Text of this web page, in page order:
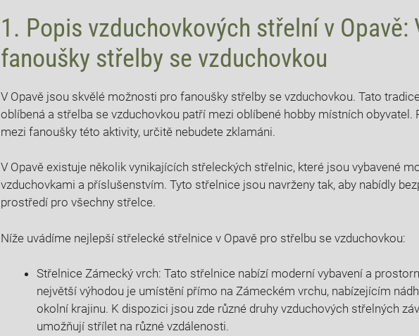
1. Popis vzduchovkových střelní v Opavě:
fanoušky střelby se vzduchovkou
V Opavě jsou skvělé možnosti pro fanoušky střelby se vzduchovkou. Tato
oblíbená a střelba se vzduchovkou patří mezi oblíbené hobby místních obyvatel.
mezi fanoušky této aktivity, určitě nebudete zklamáni.
V Opavě existuje několik vynikajících střeleckých střelnic, které jsou vybavené
vzduchovkami a příslušenstvím. Tyto střelnice jsou navrženy tak, aby nabídly
prostředí pro všechny střelce.
Níže uvádíme nejlepší střelecké střelnice v Opavě pro střelbu se vzduchovkou:
Střelnice Zámecký vrch: Tato střelnice nabízí moderní vybavení a
největší výhodou je umístění přímo na Zámeckém vrchu, nabízejícím
okolní krajinu. K dispozici jsou zde různé druhy vzduchových střelných
umožňují střílet na různé vzdálenosti.